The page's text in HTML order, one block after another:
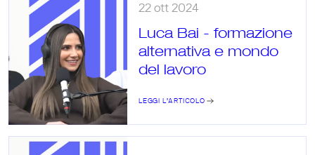
22 ott 2024
Luca Bai - formazione
alternativa e mondo
del lavoro
LEGGI L’ARTICOLO